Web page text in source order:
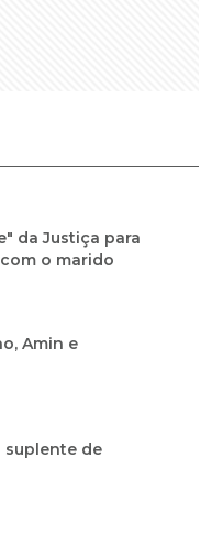
da Justiça para
o marido
Amin e
suplente de